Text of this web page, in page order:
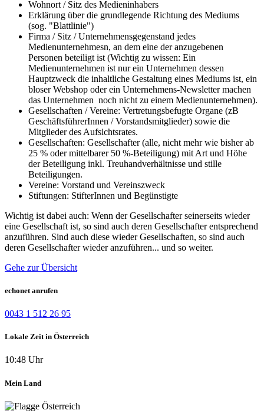
Wohnort / Sitz des Medieninhabers
Erklärung über die grundlegende Richtung des Mediums
(sog. "Blattlinie")
Firma / Sitz / Unternehmensgegenstand jedes
Medienunternehmesn, an dem eine der anzugebenen
Personen beteiligt ist (Wichtig zu wissen: Ein
Medienunternehmen ist nur ein Unternehmen dessen
Hauptzweck die inhaltliche Gestaltung eines Mediums ist, ein
bloser Webshop oder ein Unternehmens-Newsletter machen
das Unternehmen noch nicht zu einem Medienunternehmen).
Gesellschaften / Vereine: Vertretungsbefugte Organe (zB
GeschäftsführerInnen / Vorstandsmitglieder) sowie die
Mitglieder des Aufsichtsrates.
Gesellschaften: Gesellschafter (alle, nicht mehr wie bisher ab
25 % oder mittelbarer 50 %-Beteiligung) mit Art und Höhe
der Beteiligung inkl. Treuhandverhältnisse und stille
Beteiligungen.
Vereine: Vorstand und Vereinszweck
Stiftungen: StifterInnen und Begünstigte
Wichtig ist dabei auch: Wenn der Gesellschafter seinerseits wieder
eine Gesellschaft ist, so sind auch deren Gesellschafter entsprechend
anzuführen. Sind auch diese wieder Gesellschaften, so sind auch
deren Gesellschafter wieder anzuführen... und so weiter.
Gehe zur Übersicht
echonet anrufen
0043 1 512 26 95
Lokale Zeit in Österreich
10:48 Uhr
Mein Land